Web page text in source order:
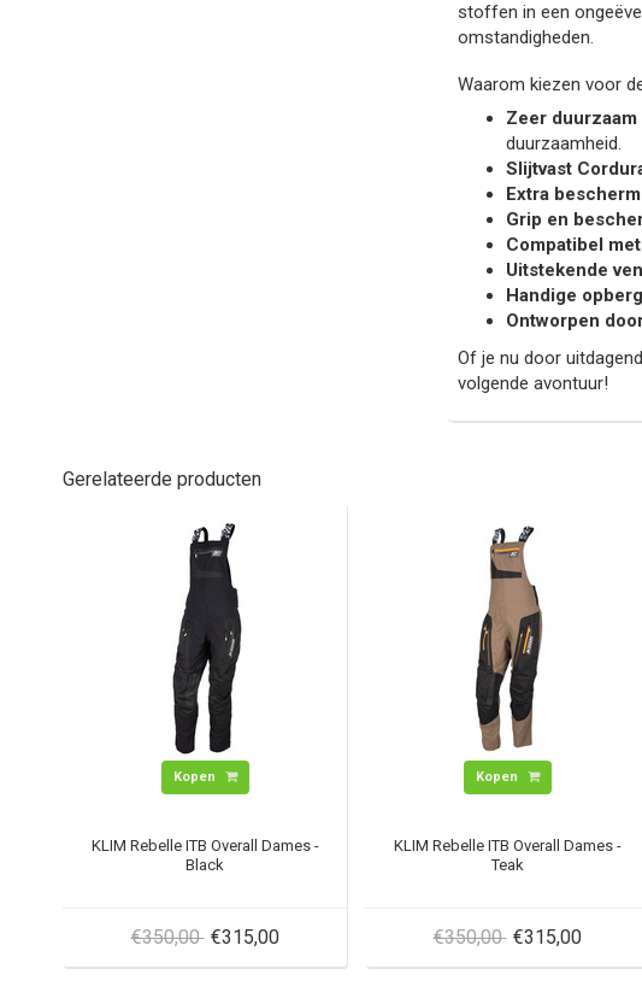
stoffen in een
omstandigheden.
Waarom kiezen voor
Zeer
duurzaamheid.
Slijtvast
Extra
Grip en
Compatibel
Uitstekende
Handige
Ontworpen
Of je nu door
volgende avontuur!
Gerelateerde producten
Kopen
KLIM Rebelle ITB Overall Dames -
Black
€350,00 €315,00
Kopen
KLIM Rebelle ITB Overall Dames -
Teak
€350,00 €315,00